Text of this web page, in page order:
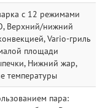
с 12 режимами
Верхний/нижний
Vario-гриль
площади
Нижний жар,
температуры
пара: